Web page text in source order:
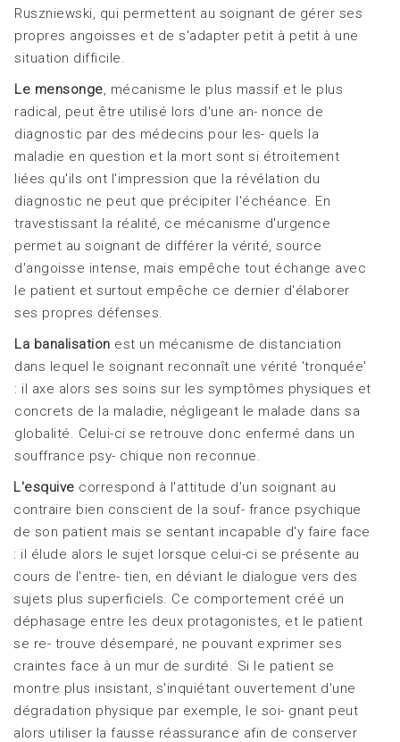
Ruszniewski, qui permettent au soignant de gérer ses
propres angoisses et de s'adapter petit à petit à une
situation difficile.
Le mensonge, mécanisme le plus massif et le plus
radical, peut être utilisé lors d'une an- nonce de
diagnostic par des médecins pour les- quels la
maladie en question et la mort sont si étroitement
liées qu'ils ont l'impression que la révélation du
diagnostic ne peut que précipiter l'échéance. En
travestissant la réalité, ce mécanisme d'urgence
permet au soignant de différer la vérité, source
d'angoisse intense, mais empêche tout échange avec
le patient et surtout empêche ce dernier d'élaborer
ses propres défenses.
La banalisation est un mécanisme de distanciation
dans lequel le soignant reconnaît une vérité 'tronquée'
: il axe alors ses soins sur les symptômes physiques et
concrets de la maladie, négligeant le malade dans sa
globalité. Celui-ci se retrouve donc enfermé dans un
souffrance psy- chique non reconnue.
L'esquive correspond à l'attitude d'un soignant au
contraire bien conscient de la souf- france psychique
de son patient mais se sentant incapable d'y faire face
: il élude alors le sujet lorsque celui-ci se présente au
cours de l'entre- tien, en déviant le dialogue vers des
sujets plus superficiels. Ce comportement créé un
déphasage entre les deux protagonistes, et le patient
se re- trouve désemparé, ne pouvant exprimer ses
craintes face à un mur de surdité. Si le patient se
montre plus insistant, s'inquiétant ouvertement d'une
dégradation physique par exemple, le soi- gnant peut
alors utiliser la fausse réassurance afin de conserver